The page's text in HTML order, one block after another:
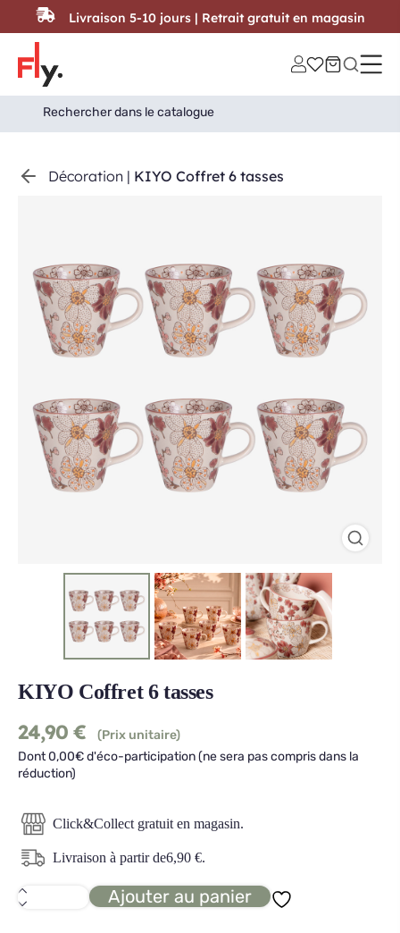
Passer au contenu
Search
for:
Search Button
Décoration | KIYO Coffret 6 tasses
KIYO Coffret 6 tasses
24,90 €
(Prix unitaire)
Dont 0,00€ d'éco-participation (ne sera pas compris dans la
réduction)
Click&Collect gratuit en magasin.
Livraison à partir de6,90 €.
quantité
de
Ajouter au panier
Livraison 5-10 jours | Retrait gratuit en magasin